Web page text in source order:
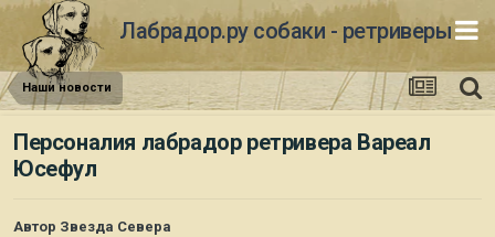
Лабрадор.ру собаки - ретриверы
Наши новости
Персоналия лабрадор ретривера Вареал
Юсефул
Автор Звезда Севера